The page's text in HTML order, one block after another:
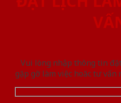
Vui lòng nhập thông tin
gặp gỡ làm việc hoăc tư vấn